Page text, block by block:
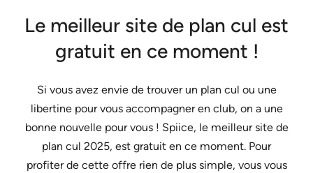
Le meilleur site de plan cul est
gratuit en ce moment !
Si vous avez envie de trouver un plan cul ou une
libertine pour vous accompagner en club, on a une
bonne nouvelle pour vous ! Spiice, le meilleur site de
plan cul 2025, est gratuit en ce moment. Pour
profiter de cette offre rien de plus simple, vous vous